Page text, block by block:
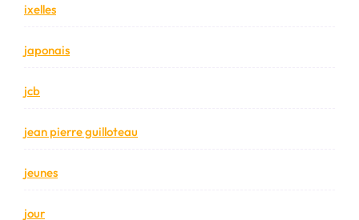
ixelles
japonais
jcb
jean pierre guilloteau
jeunes
jour